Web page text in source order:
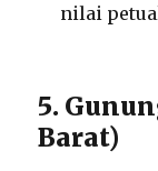
nilai
5.
Barat)